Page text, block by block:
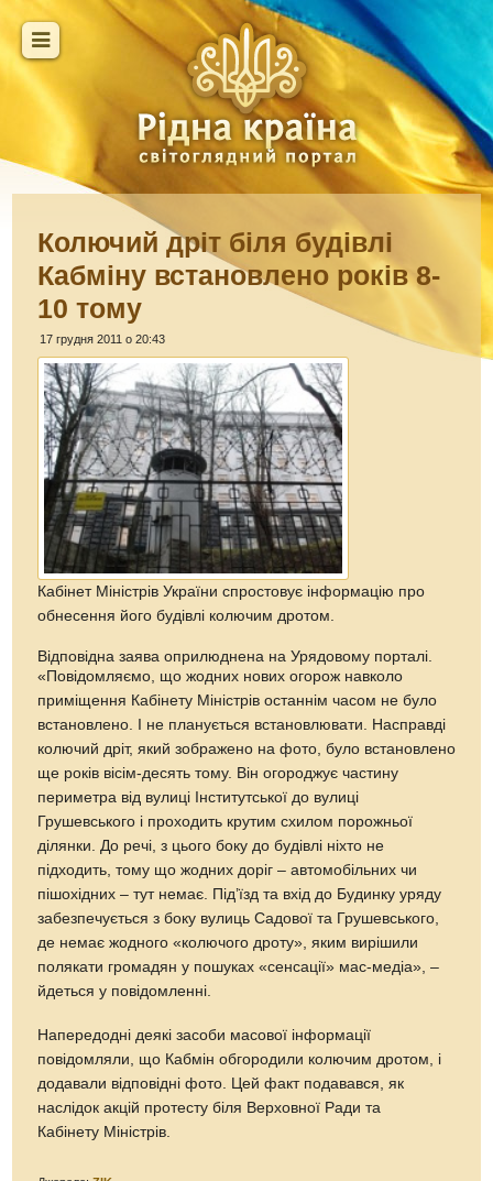
Колючий дріт біля будівлі
Кабміну встановлено років 8-
10 тому
17 грудня 2011 о 20:43
Кабінет Міністрів України спростовує інформацію про
обнесення його будівлі колючим дротом.
Відповідна заява оприлюднена на Урядовому порталі.
«Повідомляємо, що жодних нових огорож навколо
приміщення Кабінету Міністрів останнім часом не було
встановлено. І не планується встановлювати. Насправді
колючий дріт, який зображено на фото, було встановлено
ще років вісім-десять тому. Він огороджує частину
периметра від вулиці Інститутської до вулиці
Грушевського і проходить крутим схилом порожньої
ділянки. До речі, з цього боку до будівлі ніхто не
підходить, тому що жодних доріг – автомобільних чи
пішохідних – тут немає. Під’їзд та вхід до Будинку уряду
забезпечується з боку вулиць Садової та Грушевського,
де немає жодного «колючого дроту», яким вирішили
полякати громадян у пошуках «сенсації» мас-медіа», –
йдеться у повідомленні.
Напередодні деякі засоби масової інформації
повідомляли, що Кабмін обгородили колючим дротом, і
додавали відповідні фото. Цей факт подавався, як
наслідок акцій протесту біля Верховної Ради та
Кабінету Міністрів.